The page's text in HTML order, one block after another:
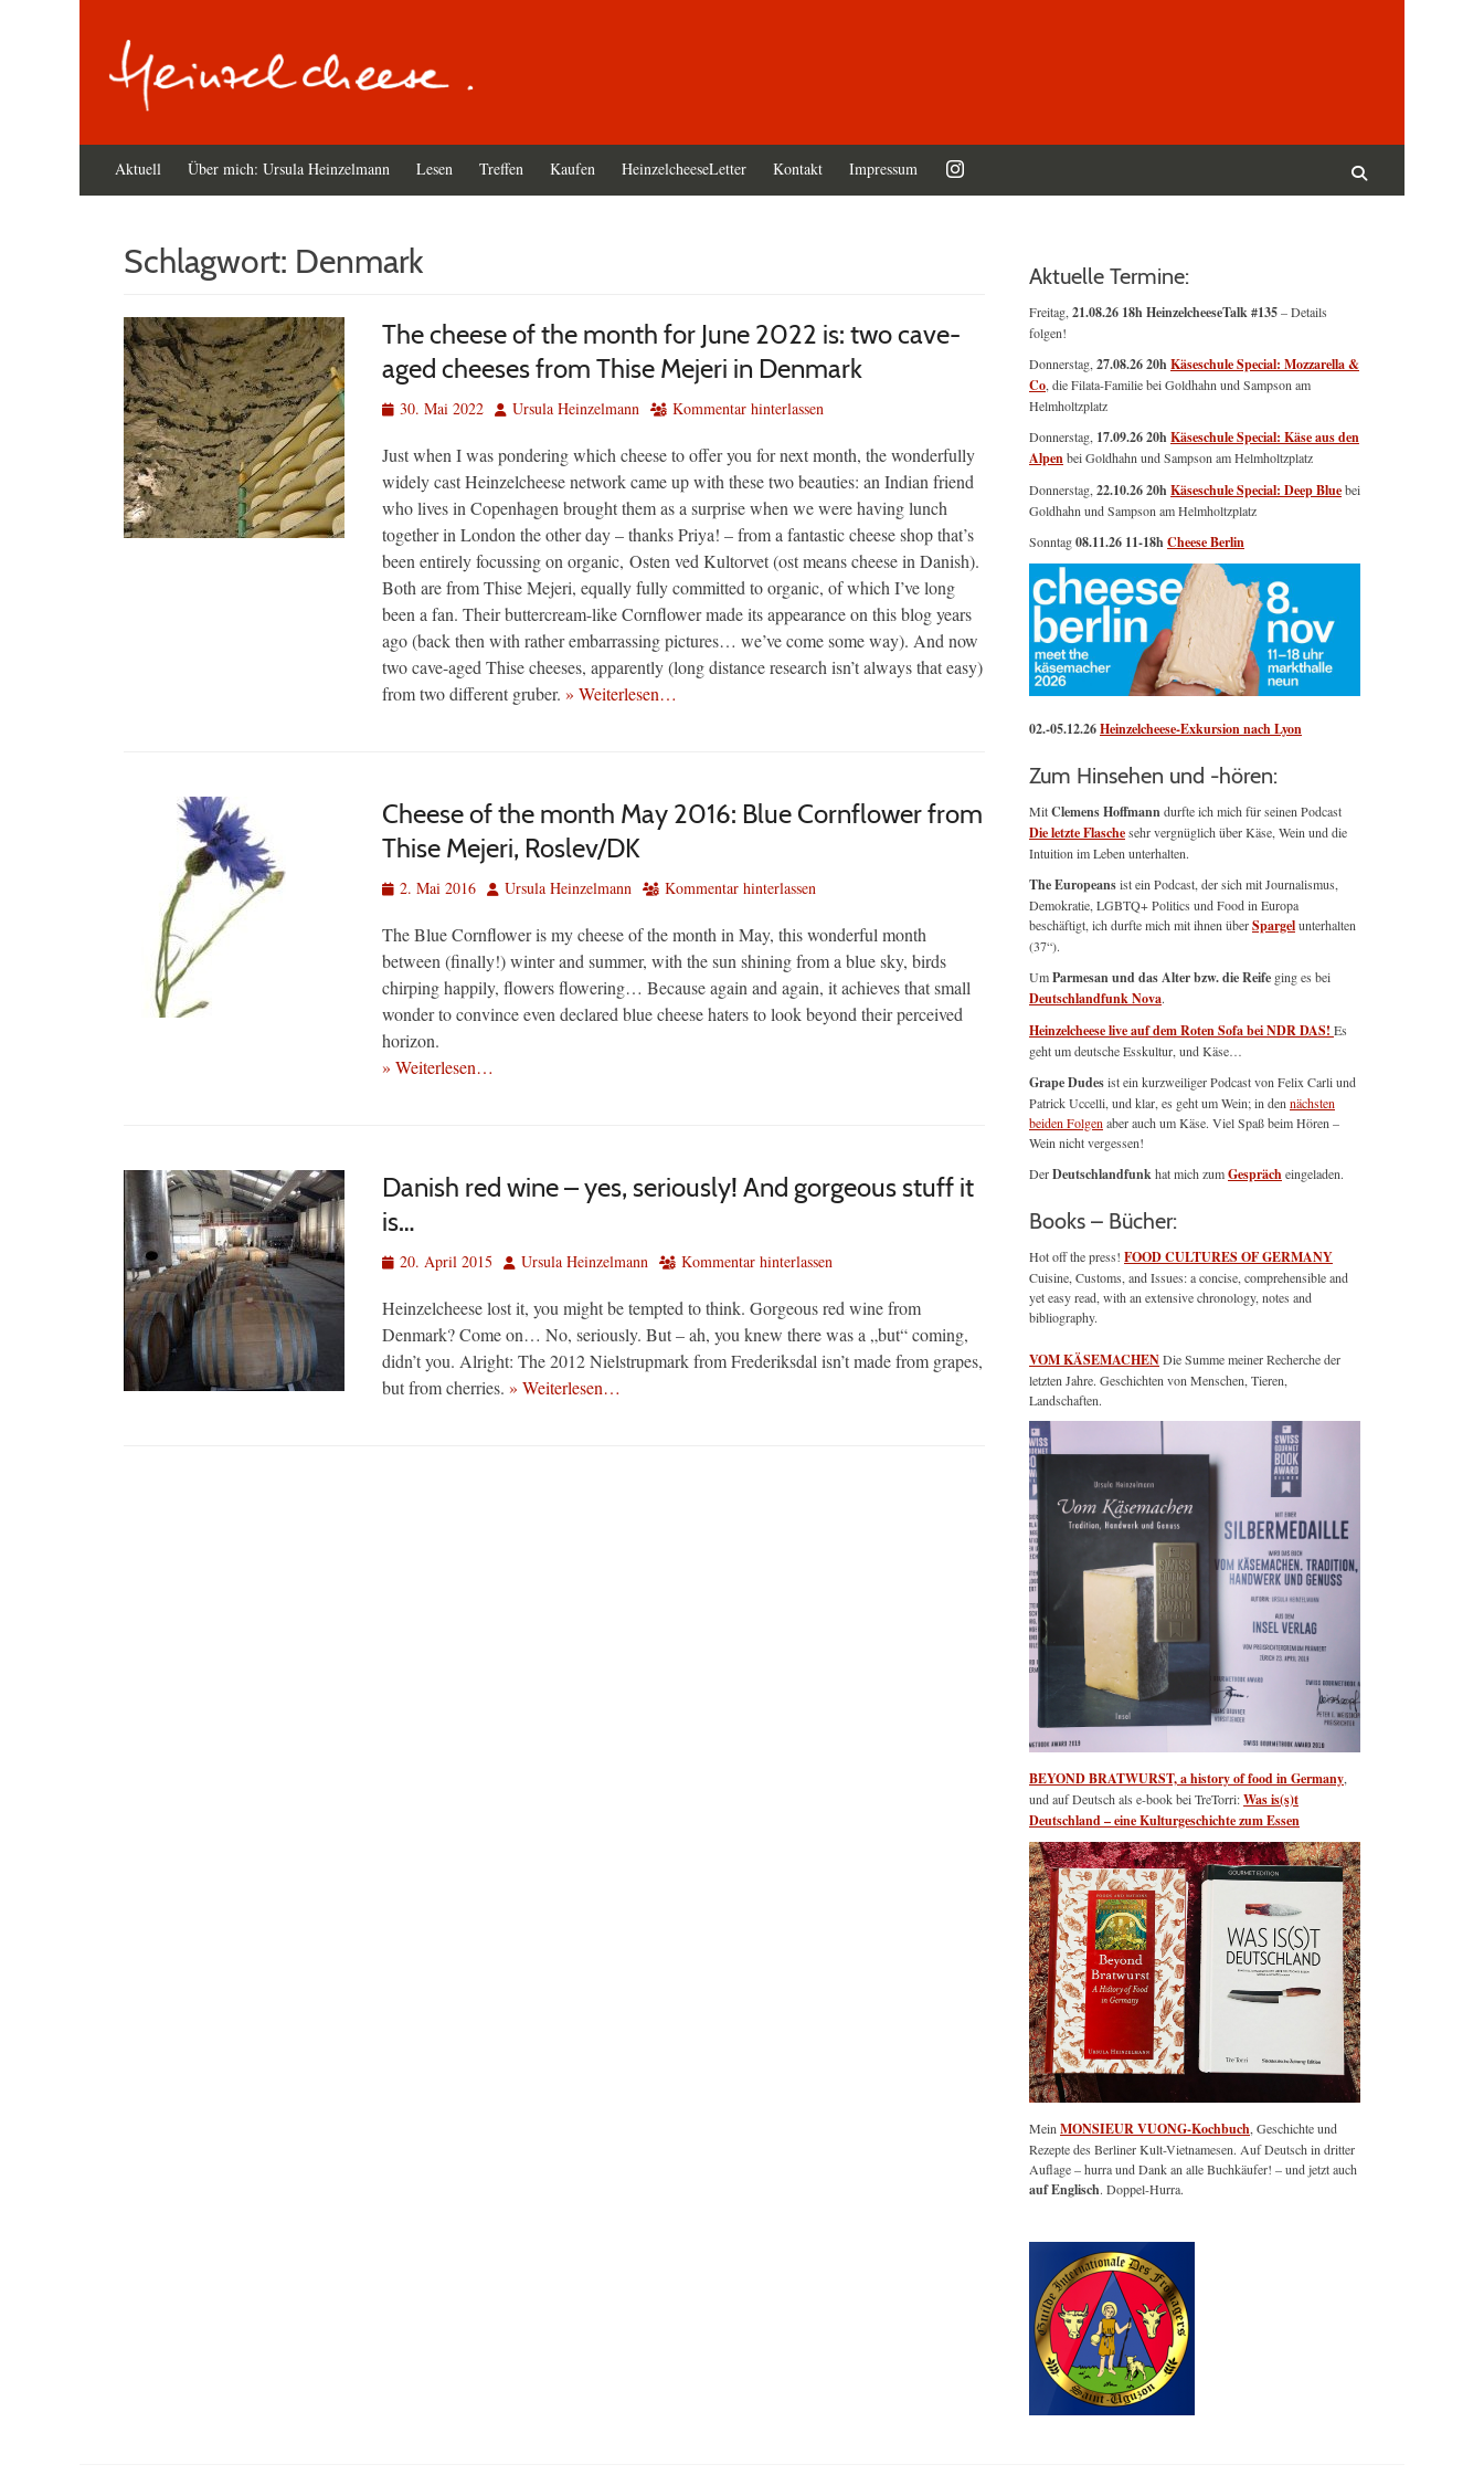
Primäres
Menü
Aktuell Über mich: Ursula Heinzelmann Lesen Treffen Kaufen HeinzelcheeseLetter Kontakt Impressum
Schlagwort: Denmark
The cheese of the month for June 2022 is: two cave-
aged cheeses from Thise Mejeri in Denmark
Veröffentlicht
30. Mai 2022 AutorUrsula Heinzelmann Kommentar hinterlassen
Just when I was pondering which cheese to offer you for next month, the wonderfully
widely cast Heinzelcheese network came up with these two beauties: an Indian friend
who lives in Copenhagen brought them as a surprise when we were having lunch
together in London the other day – thanks Priya! – from a fantastic cheese shop that’s
been entirely focussing on organic, Osten ved Kultorvet (ost means cheese in Danish).
Both are from Thise Mejeri, equally fully committed to organic, of which I’ve long
been a fan. Their buttercream-like Cornflower made its appearance on this blog years
ago (back then with rather embarrassing pictures… we’ve come some way). And now
two cave-aged Thise cheeses, apparently (long distance research isn’t always that easy)
from two different gruber. » Weiterlesen…
Cheese of the month May 2016: Blue Cornflower from
Thise Mejeri, Roslev/DK
Veröffentlicht
2. Mai 2016 AutorUrsula Heinzelmann Kommentar hinterlassen
The Blue Cornflower is my cheese of the month in May, this wonderful month
between (finally!) winter and summer, with the sun shining from a blue sky, birds
chirping happily, flowers flowering… Because again and again, it achieves that small
wonder to convince even declared blue cheese haters to look beyond their perceived
horizon.
» Weiterlesen…
Danish red wine – yes, seriously! And gorgeous stuff it
is…
Veröffentlicht
20. April 2015 AutorUrsula Heinzelmann Kommentar hinterlassen
Heinzelcheese lost it, you might be tempted to think. Gorgeous red wine from
Denmark? Come on… No, seriously. But – ah, you knew there was a „but“ coming,
didn’t you. Alright: The 2012 Nielstrupmark from Frederiksdal isn’t made from grapes,
but from cherries. » Weiterlesen…
Aktuelle Termine:
Freitag, 21.08.26 18h HeinzelcheeseTalk #135– Details
folgen!
Donnerstag, 27.08.26 20hKäseschule Special: Mozzarella &
Co , die Filata-Familie bei Goldhahn und Sampson am
Helmholtzplatz
Donnerstag, 17.09.26 20hKäseschule Special: Käse aus den
Alpenbei Goldhahn und Sampson am Helmholtzplatz
Donnerstag, 22.10.26 20hKäseschule Special: Deep Bluebei
Goldhahn und Sampson am Helmholtzplatz
Sonntag08.11.26 11-18hCheese Berlin
02.-05.12.26Heinzelcheese-Exkursion nach Lyon
Zum Hinsehen und -hören:
MitClemens Hoffmanndurfte ich mich für seinen Podcast
Die letzte Flaschesehr vergnüglich über Käse, Wein und die
Intuition im Leben unterhalten.
The Europeansist ein Podcast, der sich mit Journalismus,
Demokratie, LGBTQ+ Politics und Food in Europa
beschäftigt, ich durfte mich mit ihnen überSpargelunterhalten
(37“).
UmParmesan und das Alter bzw. die Reife ging es bei
Deutschlandfunk Nova.
Heinzelcheese live auf dem Roten Sofa bei NDR DAS! Es
geht um deutsche Esskultur, und Käse…
Grape Dudesist ein kurzweiliger Podcast von Felix Carli und
Patrick Uccelli, und klar, es geht um Wein; in den nächsten
beiden Folgen aber auch um Käse. Viel Spaß beim Hören –
Wein nicht vergessen!
DerDeutschlandfunkhat mich zumGesprächeingeladen.
Books – Bücher:
Hot off the press! FOOD CULTURES OF GERMANY
Cuisine, Customs, and Issues: a concise, comprehensible and
yet easy read, with an extensive chronology, notes and
bibliography.
VOM KÄSEMACHENDie Summe meiner Recherche der
letzten Jahre. Geschichten von Menschen, Tieren,
Landschaften.
BEYOND BRATWURST, a history of food in Germany
und auf Deutsch als e-book bei TreTorri:Was is(s)t
Deutschland – eine Kulturgeschichte zum Essen
Mein MONSIEUR VUONG-Kochbuch , Geschichte und
Rezepte des Berliner Kult-Vietnamesen. Auf Deutsch in dritter
Auflage – hurra und Dank an alle Buchkäufer! – und jetzt auch
auf Englisch. Doppel-Hurra.